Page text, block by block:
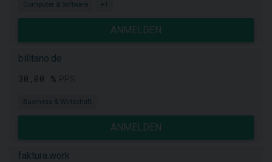
Computer & Software +1
ANMELDEN
billtano.de
30,00 %
Business & Wirtschaft
ANMELDEN
faktura.work